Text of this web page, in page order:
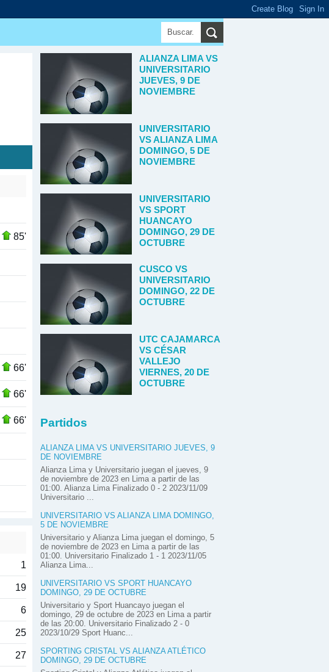
85'
66'
66'
66'
1
19
6
25
27
ALIANZA LIMA VS
UNIVERSITARIO
JUEVES, 9 DE
NOVIEMBRE
UNIVERSITARIO
VS ALIANZA LIMA
DOMINGO, 5 DE
NOVIEMBRE
UNIVERSITARIO
VS SPORT
HUANCAYO
DOMINGO, 29 DE
OCTUBRE
CUSCO VS
UNIVERSITARIO
DOMINGO, 22 DE
OCTUBRE
UTC CAJAMARCA
VS CÉSAR
VALLEJO
VIERNES, 20 DE
OCTUBRE
Partidos
ALIANZA LIMA VS UNIVERSITARIO JUEVES, 9
DE NOVIEMBRE
Alianza Lima y Universitario juegan el jueves, 9
de noviembre de 2023 en Lima a partir de las
01:00. Alianza Lima Finalizado 0 - 2 2023/11/09
Universitario ...
UNIVERSITARIO VS ALIANZA LIMA DOMINGO,
5 DE NOVIEMBRE
Universitario y Alianza Lima juegan el domingo, 5
de noviembre de 2023 en Lima a partir de las
01:00. Universitario Finalizado 1 - 1 2023/11/05
Alianza Lima...
UNIVERSITARIO VS SPORT HUANCAYO
DOMINGO, 29 DE OCTUBRE
Universitario y Sport Huancayo juegan el
domingo, 29 de octubre de 2023 en Lima a partir
de las 20:00. Universitario Finalizado 2 - 0
2023/10/29 Sport Huanc...
SPORTING CRISTAL VS ALIANZA ATLÉTICO
DOMINGO, 29 DE OCTUBRE